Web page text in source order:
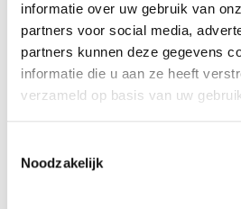
informatie over uw gebruik van
partners voor social media,
partners kunnen deze gegevens
informatie die u aan ze heeft
verzameld op basis van uw
Noodzakelijk
Specificaties
Leverbaar in zwart polyester
Voorzien van 4 kunststof